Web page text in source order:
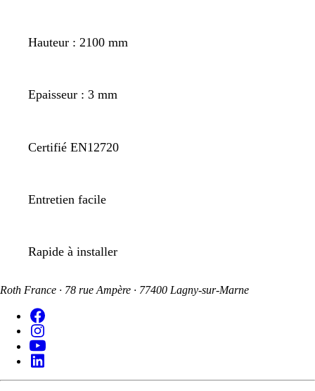
Hauteur : 2100 mm
Epaisseur : 3 mm
Certifié EN12720
Entretien facile
Rapide à installer
Roth France · 78 rue Ampère · 77400 Lagny-sur-Marne